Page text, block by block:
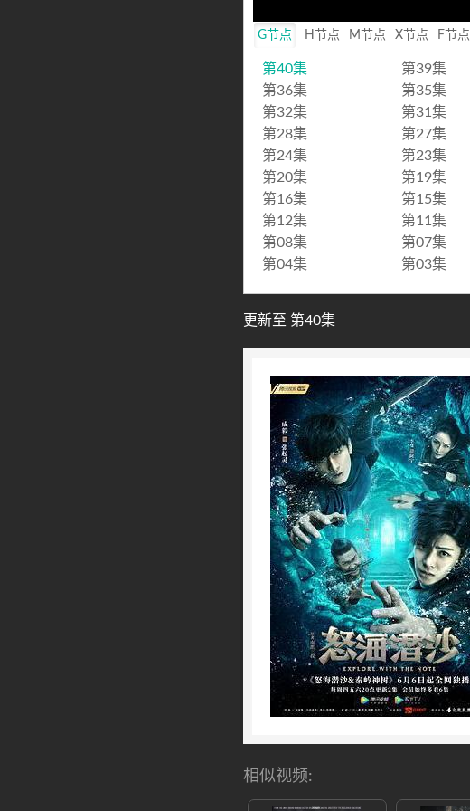
G节点 H节点 M节点 X节点 F节点
第40集 第39集
第36集
第35集
第32集
第31集
第28集
第27集
第24集
第23集
第20集
第19集
第16集
第15集
第12集
第11集
第08集
第07集
第04集
第03集
更新至 第40集
相似视频: